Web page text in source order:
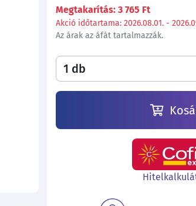
Megtakarítás: 3 765 Ft
Akció időtartama: 2026.08.01. -
Az árak az áfát tartalmazzák.